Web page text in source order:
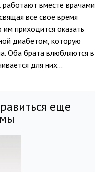
вместе врачами
все свое время
приходится оказать
диабетом, которую
Оба брата влюбляются в
для них...
еще